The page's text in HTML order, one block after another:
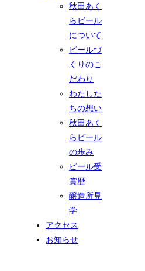
秋田あく
らビール
について
ビールづ
くりのこ
だわり
わたした
ちの想い
秋田あく
らビール
の歩み
ビール受
賞歴
醸造所見
学
アクセス
お知らせ